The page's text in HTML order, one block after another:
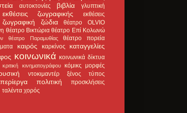
αυτοκτονίες βιβλία
γλυπτική
εκθέσεις ζωγραφικής
εκθέσεις
ζωγραφική ζώδια
θέατρο OLVIO
θέατρο Βικτώρια θέατρο Επί Κολωνώ
θέατρο Παραμυθίας
θέατρο πορεία
καιρός καρκίνος
καταγγελίες
κοινωνικά κοινωνικά δίκτυα
κριτική κινηματογράφου κόμικς μορφές
ντοκιμαντέρ ξένος τύπος
περίεργα πολιτική προσκλήσεις
ταλέντα χορός